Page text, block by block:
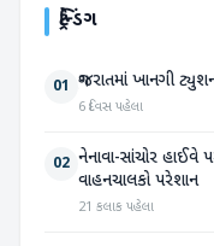
ટ્રેન્ડિંગ
01 ગુજરાતમાં ખાનગી
6 દિવસ પહેલા
02 નેનાવા-સાંચોર હાઈવે
વાહનચાલકો પરેશાન
21 કલાક પહેલા